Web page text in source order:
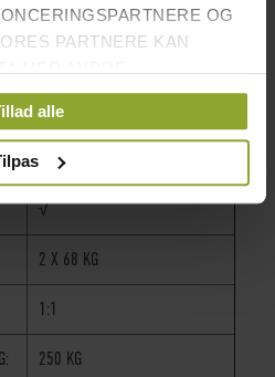
OG
PARTNERE KAN
GIVET DEM, ELLER SOM DE
BRUG AF DERES
alle
224 CM
122 CM
380 KG
√
2 X 68 KG
1:1
250 KG